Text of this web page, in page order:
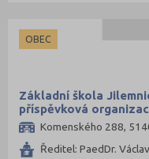
OBEC
Základní škola
příspěvková
Komenského 288,
Ředitel: PaedDr.